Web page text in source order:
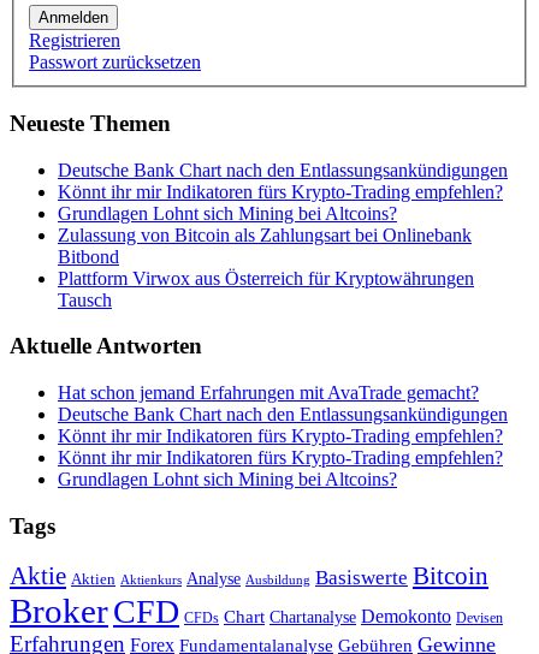
Anmelden
Registrieren
Passwort zurücksetzen
Neueste Themen
Deutsche Bank Chart nach den Entlassungsankündigungen
Könnt ihr mir Indikatoren fürs Krypto-Trading empfehlen?
Grundlagen Lohnt sich Mining bei Altcoins?
Zulassung von Bitcoin als Zahlungsart bei Onlinebank
Bitbond
Plattform Virwox aus Österreich für Kryptowährungen
Tausch
Aktuelle Antworten
Hat schon jemand Erfahrungen mit AvaTrade gemacht?
Deutsche Bank Chart nach den Entlassungsankündigungen
Könnt ihr mir Indikatoren fürs Krypto-Trading empfehlen?
Könnt ihr mir Indikatoren fürs Krypto-Trading empfehlen?
Grundlagen Lohnt sich Mining bei Altcoins?
Tags
Aktie Aktien Aktienkurs Analyse Ausbildung Basiswerte Bitcoin
BrokerCFD CFDs Chart Chartanalyse Demokonto Devisen
Erfahrungen Forex Fundamentalanalyse Gebühren Gewinne